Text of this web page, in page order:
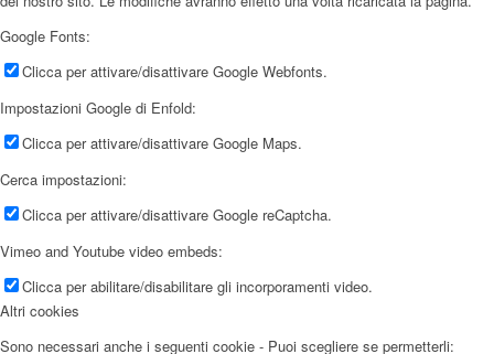
Google Fonts:
Clicca per attivare/disattivare Google Webfonts.
Impostazioni Google di Enfold:
Clicca per attivare/disattivare Google Maps.
Cerca impostazioni:
Clicca per attivare/disattivare Google reCaptcha.
Vimeo and Youtube video embeds:
Clicca per abilitare/disabilitare gli incorporamenti video.
Altri cookies
Sono necessari anche i seguenti cookie - Puoi scegliere se permetterli: